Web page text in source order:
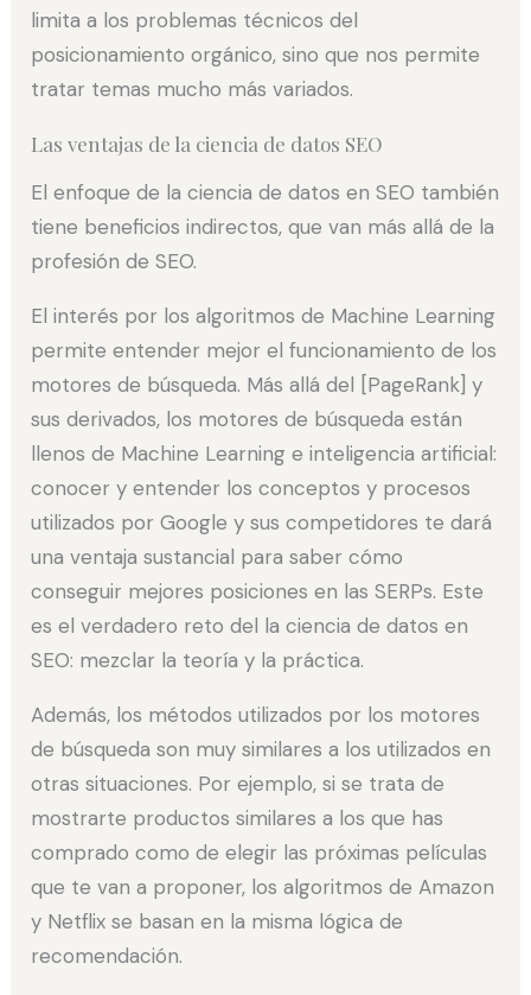
limita a los problemas técnicos del
posicionamiento orgánico, sino que nos permite
tratar temas mucho más variados.
Las ventajas de la ciencia de datos SEO
El enfoque de la ciencia de datos en SEO también
tiene beneficios indirectos, que van más allá de la
profesión de SEO.
El interés por los algoritmos de Machine Learning
permite entender mejor el funcionamiento de los
motores de búsqueda. Más allá del [PageRank] y
sus derivados, los motores de búsqueda están
llenos de Machine Learning e inteligencia artificial:
conocer y entender los conceptos y procesos
utilizados por Google y sus competidores te dará
una ventaja sustancial para saber cómo
conseguir mejores posiciones en las SERPs. Este
es el verdadero reto del la ciencia de datos en
SEO: mezclar la teoría y la práctica.
Además, los métodos utilizados por los motores
de búsqueda son muy similares a los utilizados en
otras situaciones. Por ejemplo, si se trata de
mostrarte productos similares a los que has
comprado como de elegir las próximas películas
que te van a proponer, los algoritmos de Amazon
y Netflix se basan en la misma lógica de
recomendación.